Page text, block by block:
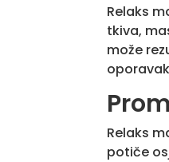
Relaks
tkiva,
može
Relaks
potiče